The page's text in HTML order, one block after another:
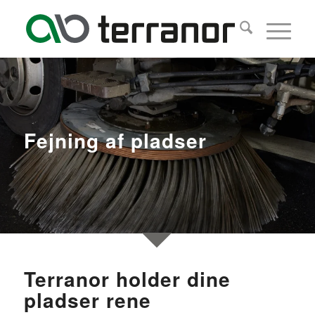
Fejning af pladser
Terranor holder dine
pladser rene